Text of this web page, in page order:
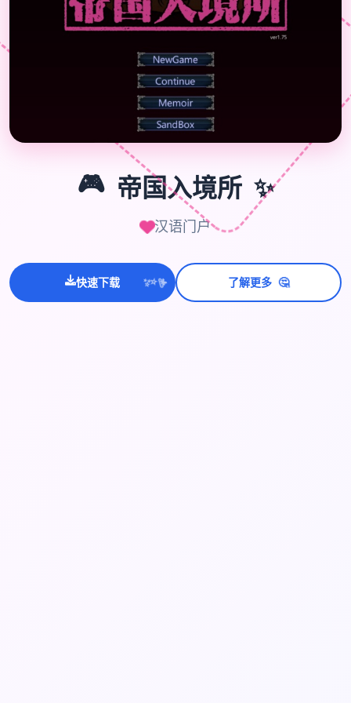
🎮 帝国入境所 ✨
汉语门户
快速下载 ✨
⭐💫 了解更多 🤔